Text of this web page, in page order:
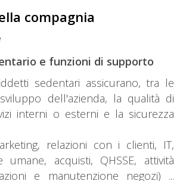
compagnia
e funzioni di supporto
sedentari assicurano, tra le
dell'azienda, la qualità di
interni o esterni e la sicurezza
relazioni con i clienti, IT,
umane, acquisti, QHSSE, attività
e manutenzione negozi) ...